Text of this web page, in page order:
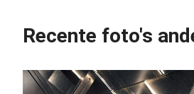
Recente foto's